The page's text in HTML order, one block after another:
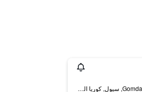
247, Gomdallae-ro, Gangseo-gu, سيول, كوريا الجنوبية